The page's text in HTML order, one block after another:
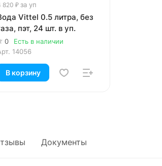
820 ₽ за уп
Vittel 0.5 литра, без
пэт, 24 шт. в уп.
0
Есть в наличии
14056
В корзину
Документы